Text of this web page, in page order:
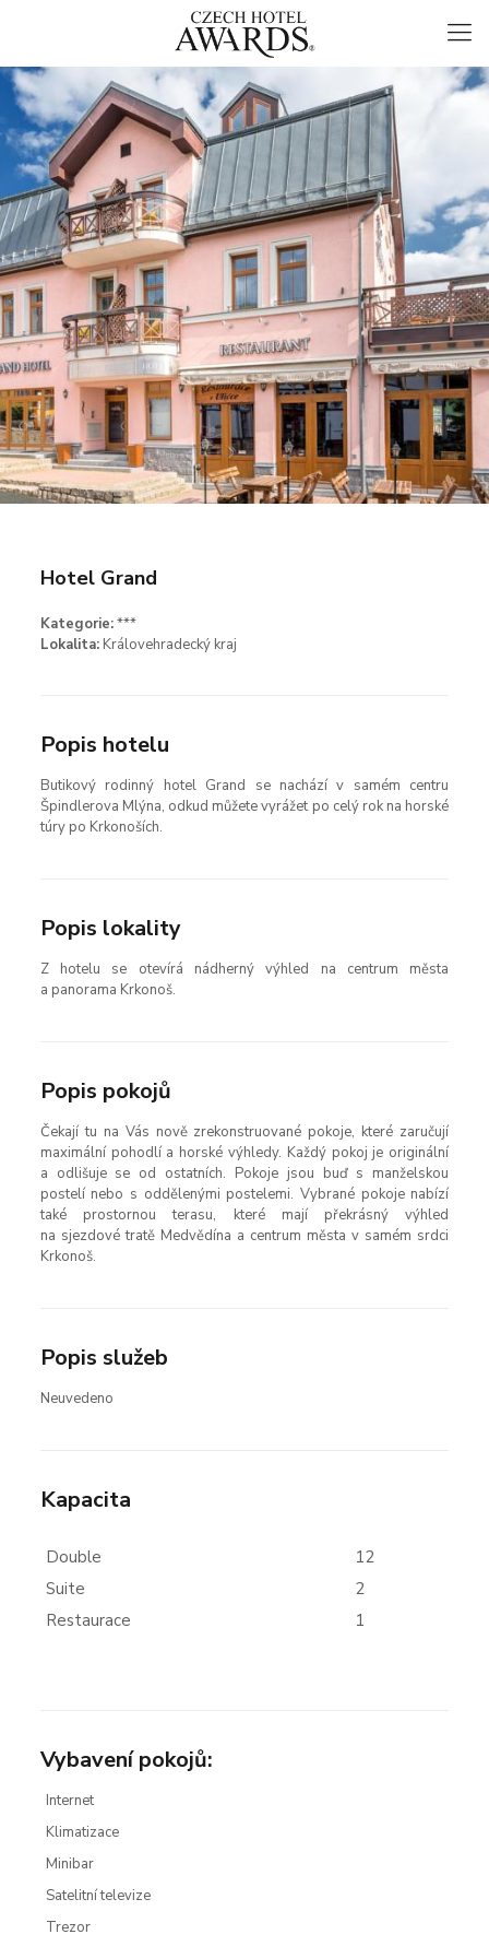
Hotel Grand
Kategorie:***
Lokalita:Královehradecký kraj
Popis hotelu
Butikový rodinný hotel Grand se nachází v samém centru
Špindlerova Mlýna, odkud můžete vyrážet po celý rok na horské
túry po Krkonoších.
Popis lokality
Z hotelu se otevírá nádherný výhled na centrum města
a panorama Krkonoš.
Popis pokojů
Čekají tu na Vás nově zrekonstruované pokoje, které zaručují
maximální pohodlí a horské výhledy. Každý pokoj je originální
a odlišuje se od ostatních. Pokoje jsou buď s manželskou
postelí nebo s oddělenými postelemi. Vybrané pokoje nabízí
také prostornou terasu, které mají překrásný výhled
na sjezdové tratě Medvědína a centrum města v samém srdci
Krkonoš.
Popis služeb
Neuvedeno
Kapacita
Double
12
Suite
2
Restaurace
1
Vybavení pokojů:
Internet
Klimatizace
Minibar
Satelitní televize
Trezor